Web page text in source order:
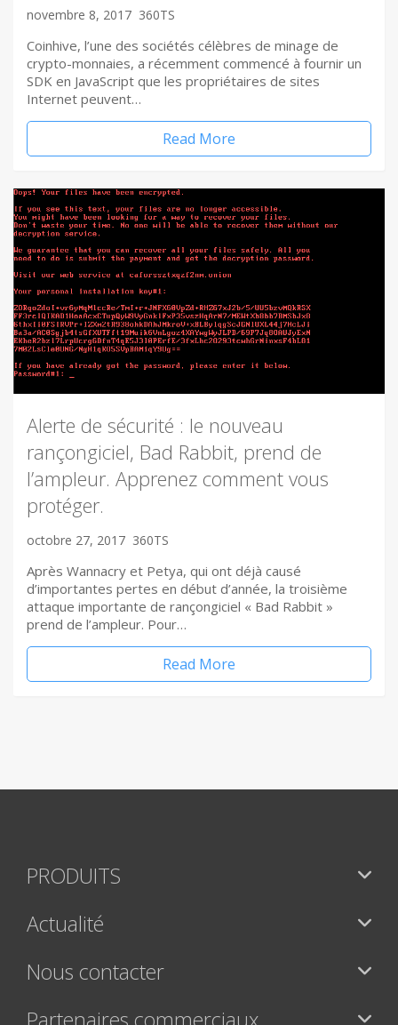
novembre 8, 2017 360TS
Coinhive, l’une des sociétés célèbres de minage de
crypto-monnaies, a récemment commencé à fournir un
SDK en JavaScript que les propriétaires de sites
Internet peuvent…
Read More
Alerte de sécurité : le nouveau
rançongiciel, Bad Rabbit, prend de
l’ampleur. Apprenez comment vous
protéger.
octobre 27, 2017 360TS
Après Wannacry et Petya, qui ont déjà causé
d’importantes pertes en début d’année, la troisième
attaque importante de rançongiciel « Bad Rabbit »
prend de l’ampleur. Pour…
Read More
PRODUITS
Actualité
Nous contacter